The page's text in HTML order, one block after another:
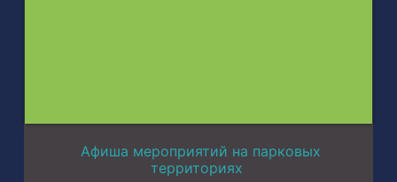
Афиша мероприятий на парковых
территориях